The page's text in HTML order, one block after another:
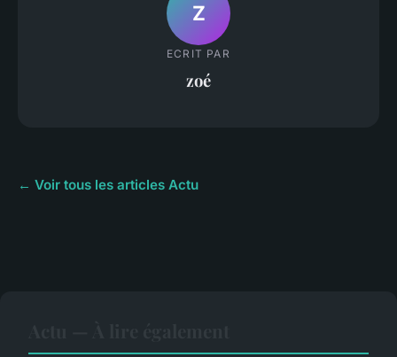
Z
ECRIT PAR
zoé
← Voir tous les articles Actu